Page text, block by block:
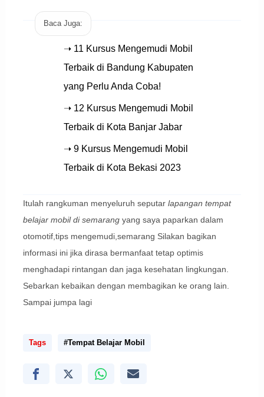
Baca Juga:
➝ 11 Kursus Mengemudi Mobil
Terbaik di Bandung Kabupaten
yang Perlu Anda Coba!
➝ 12 Kursus Mengemudi Mobil
Terbaik di Kota Banjar Jabar
➝ 9 Kursus Mengemudi Mobil
Terbaik di Kota Bekasi 2023
Itulah rangkuman menyeluruh seputar lapangan tempat
belajar mobil di semarangyang saya paparkan dalam
otomotif,tips mengemudi,semarang Silakan bagikan
informasi ini jika dirasa bermanfaat tetap optimis
menghadapi rintangan dan jaga kesehatan lingkungan.
Sebarkan kebaikan dengan membagikan ke orang lain.
Sampai jumpa lagi
Tags #Tempat Belajar Mobil